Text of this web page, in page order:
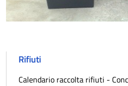
Rifiuti
Calendario raccolta rifiuti -